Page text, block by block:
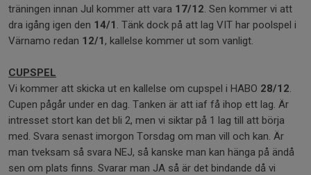
träningen innan Jul kommer att vara 17/12. Sen kommer vi att
dra igång igen den 14/1 . Tänk dock på att lag VIT har poolspel i
Värnamo redan 12/1, kallelse kommer ut som vanligt.
CUPSPEL
Vi kommer att skicka ut en kallelse om cupspel i HABO 28/12.
Cupen pågår under en dag. Tanken är att iaf få ihop ett lag. Är
intresset stort kan det bli 2, men vi siktar på 1 lag till att börja
med. Svara senast imorgon Torsdag om man vill och kan. Är
man tveksam så svara NEJ, så kanske man kan hänga på ändå
sen om plats finns. Svarar man JA så är det bindande då vi